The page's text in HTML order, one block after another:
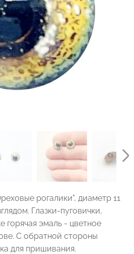
рогалики", диаметр 11
Глазки-пуговички,
горячая эмаль - цветное
С обратной стороны
для пришивания.